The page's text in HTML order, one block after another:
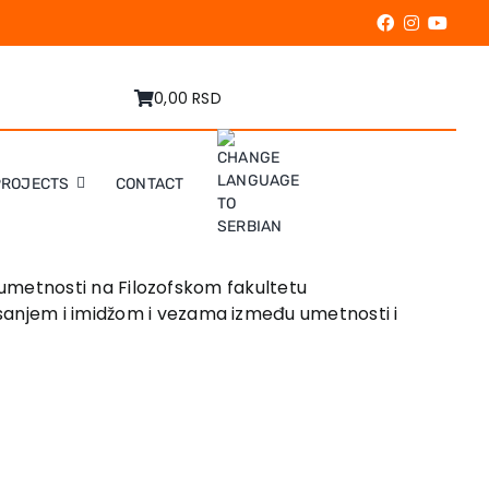
0,00 RSD
CONTACT
na Filozofskom fakultetu
i imidžom i vezama između umetnosti i